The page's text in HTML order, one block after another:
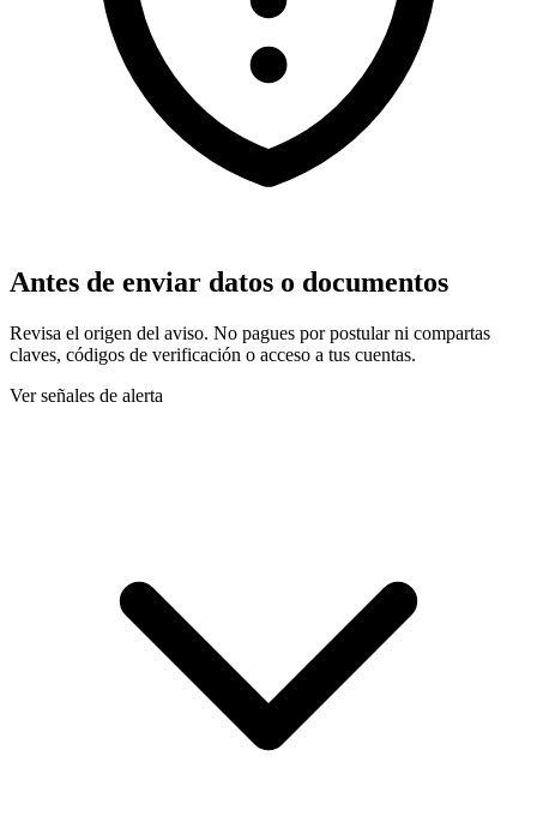
Antes de enviar datos o documentos
Revisa el origen del aviso. No pagues por postular ni compartas
claves, códigos de verificación o acceso a tus cuentas.
Ver señales de alerta